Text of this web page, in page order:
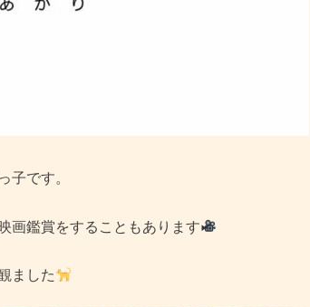
子です。
画鑑賞をすることもあります
ました